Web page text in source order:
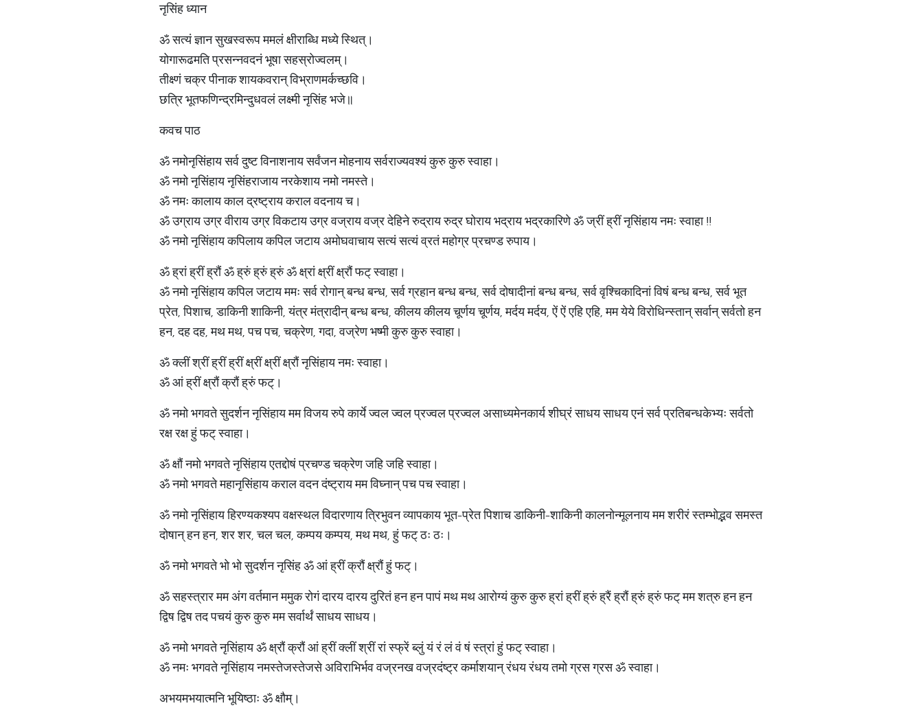
नृसिंह ध्यान
ॐ सत्यं ज्ञान सुखस्वरूप ममलं क्षीराब्धि मध्ये स्थित्।
योगारूढमति प्रसन्नवदनं भूषा सहस्रोज्वलम्।
तीक्ष्णं चक्र पीनाक शायकवरान् विभ्राणमर्कच्छवि।
छत्रि भूतफणिन्द्रमिन्दुधवलं लक्ष्मी नृसिंह भजे॥
कवच पाठ
ॐ नमोनृसिंहाय सर्व दुष्ट विनाशनाय सर्वंजन मोहनाय सर्वराज्यवश्यं कुरु कुरु स्वाहा।
ॐ नमो नृसिंहाय नृसिंहराजाय नरकेशाय नमो नमस्ते।
ॐ नमः कालाय काल द्रष्ट्राय कराल वदनाय च।
ॐ उग्राय उग्र वीराय उग्र विकटाय उग्र वज्राय वज्र देहिने रुद्राय रुद्र घोराय भद्राय भद्रकारिणे ॐ ज्रीं ह्रीं नृसिंहाय नमः स्वाहा !!
ॐ नमो नृसिंहाय कपिलाय कपिल जटाय अमोघवाचाय सत्यं सत्यं व्रतं महोग्र प्रचण्ड रुपाय।
ॐ ह्रां ह्रीं ह्रौं ॐ ह्रुं ह्रुं ह्रुं ॐ क्ष्रां क्ष्रीं क्ष्रौं फट् स्वाहा।
ॐ नमो नृसिंहाय कपिल जटाय ममः सर्व रोगान् बन्ध बन्ध, सर्व ग्रहान बन्ध बन्ध, सर्व दोषादीनां बन्ध बन्ध, सर्व वृश्चिकादिनां विषं बन्ध बन्ध, सर्व भूत
प्रेत, पिशाच, डाकिनी शाकिनी, यंत्र मंत्रादीन् बन्ध बन्ध, कीलय कीलय चूर्णय चूर्णय, मर्दय मर्दय, ऐं ऐं एहि एहि, मम येये विरोधिन्स्तान् सर्वान् सर्वतो हन
हन, दह दह, मथ मथ, पच पच, चक्रेण, गदा, वज्रेण भष्मी कुरु कुरु स्वाहा।
ॐ क्लीं श्रीं ह्रीं ह्रीं क्ष्रीं क्ष्रीं क्ष्रौं नृसिंहाय नमः स्वाहा।
ॐ आं ह्रीं क्ष्रौं क्रौं ह्रुं फट्।
ॐ नमो भगवते सुदर्शन नृसिंहाय मम विजय रुपे कार्ये ज्वल ज्वल प्रज्वल प्रज्वल असाध्यमेनकार्य शीघ्रं साधय साधय एनं सर्व प्रतिबन्धकेभ्यः सर्वतो
रक्ष रक्ष हुं फट् स्वाहा।
ॐ क्षौं नमो भगवते नृसिंहाय एतद्दोषं प्रचण्ड चक्रेण जहि जहि स्वाहा।
ॐ नमो भगवते महानृसिंहाय कराल वदन दंष्ट्राय मम विघ्नान् पच पच स्वाहा।
ॐ नमो नृसिंहाय हिरण्यकश्यप वक्षस्थल विदारणाय त्रिभुवन व्यापकाय भूत-प्रेत पिशाच डाकिनी-शाकिनी कालनोन्मूलनाय मम शरीरं स्तम्भोद्भव समस्त
दोषान् हन हन, शर शर, चल चल, कम्पय कम्पय, मथ मथ, हुं फट् ठः ठः।
ॐ नमो भगवते भो भो सुदर्शन नृसिंह ॐ आं ह्रीं क्रौं क्ष्रौं हुं फट्।
ॐ सहस्त्रार मम अंग वर्तमान ममुक रोगं दारय दारय दुरितं हन हन पापं मथ मथ आरोग्यं कुरु कुरु ह्रां ह्रीं ह्रुं ह्रैं ह्रौं ह्रुं ह्रुं फट् मम शत्रु हन हन
द्विष द्विष तद पचयं कुरु कुरु मम सर्वार्थं साधय साधय।
ॐ नमो भगवते नृसिंहाय ॐ क्ष्रौं क्रौं आं ह्रीं क्लीं श्रीं रां स्फ्रें ब्लुं यं रं लं वं षं स्त्रां हुं फट् स्वाहा।
ॐ नमः भगवते नृसिंहाय नमस्तेजस्तेजसे अविराभिर्भव वज्रनख वज्रदंष्ट्र कर्माशयान् रंधय रंधय तमो ग्रस ग्रस ॐ स्वाहा।
अभयमभयात्मनि भूयिष्ठाः ॐ क्षौम्।